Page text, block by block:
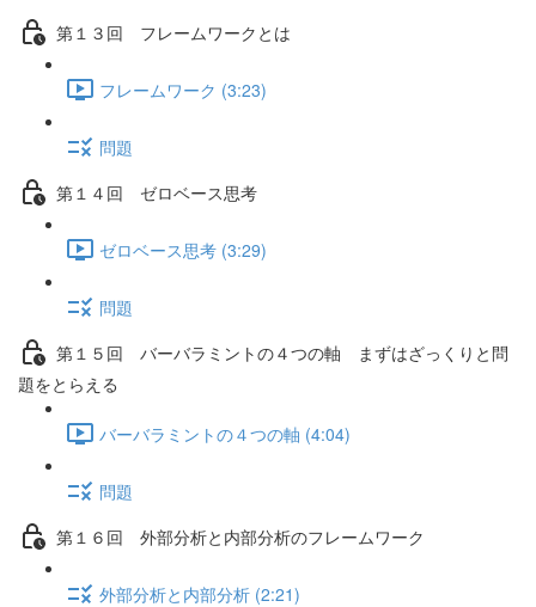
第１３回 フレームワークとは
フレームワーク (3:23)
問題
第１４回 ゼロベース思考
ゼロベース思考 (3:29)
問題
第１５回 バーバラミントの４つの軸 まずはざっくりと問
題をとらえる
バーバラミントの４つの軸 (4:04)
問題
第１６回 外部分析と内部分析のフレームワーク
外部分析と内部分析 (2:21)